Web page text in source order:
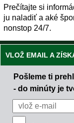
Prečítajte si
ju naladiť a aké
nonstop 24/7.
VLOŽ EMAIL A
Pošleme ti
- do minúty je